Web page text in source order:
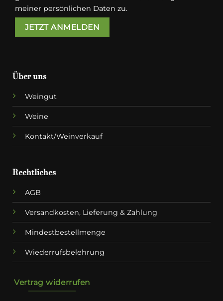
Über uns
Weingut
Weine
Kontakt/Weinverkauf
Rechtliches
AGB
Versandkosten, Lieferung & Zahlung
Mindestbestellmenge
Wiederrufsbelehrung
Vertrag widerrufen
meiner persönlichen Daten zu.